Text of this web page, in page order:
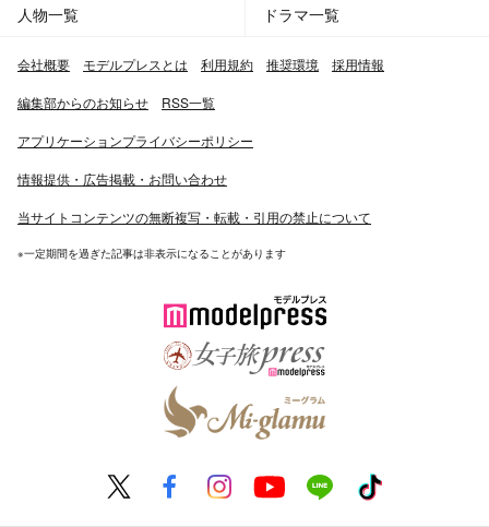
人物一覧 ドラマ一覧
会社概要 モデルプレスとは 利用規約 推奨環境 採用情報
編集部からのお知らせ RSS一覧
アプリケーションプライバシーポリシー
情報提供・広告掲載・お問い合わせ
当サイトコンテンツの無断複写・転載・引用の禁止について
※一定期間を過ぎた記事は非表示になることがあります